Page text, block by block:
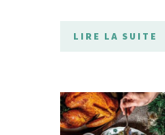
LIRE LA SUITE